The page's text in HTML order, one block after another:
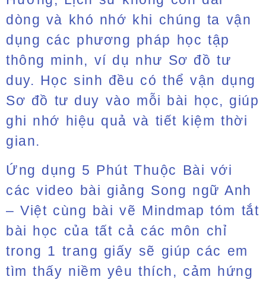
dòng và khó nhớ khi chúng ta vận
dụng các phương pháp học tập
thông minh, ví dụ như Sơ đồ tư
duy. Học sinh đều có thể vận dụng
Sơ đồ tư duy vào mỗi bài học, giúp
ghi nhớ hiệu quả và tiết kiệm thời
gian.
Ứng dụng 5 Phút Thuộc Bài với
các video bài giảng Song ngữ Anh
– Việt cùng bài vẽ Mindmap tóm tắt
bài học của tất cả các môn chỉ
trong 1 trang giấy sẽ giúp các em
tìm thấy niềm yêu thích, cảm hứng